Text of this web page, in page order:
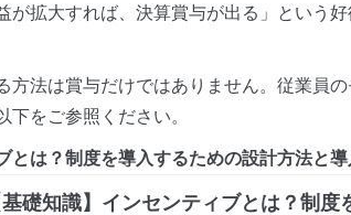
が拡大すれば、決算賞与が出る」という
方法は賞与だけではありません。従業員
下をご参照ください。
とは？制度を導入するための設計方法と導
基礎知識】インセンティブとは？制